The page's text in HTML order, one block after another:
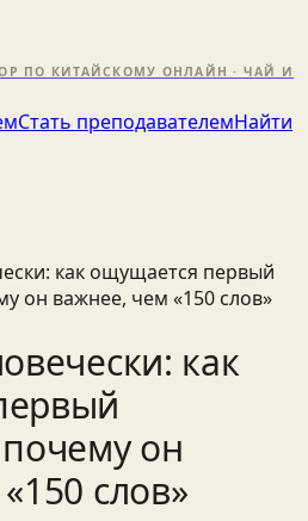
ПО КИТАЙСКОМУ ОНЛАЙН · ЧАЙ И
Стать преподавателемНайти
как ощущается первый
он важнее, чем «150 слов»
как
он
слов»